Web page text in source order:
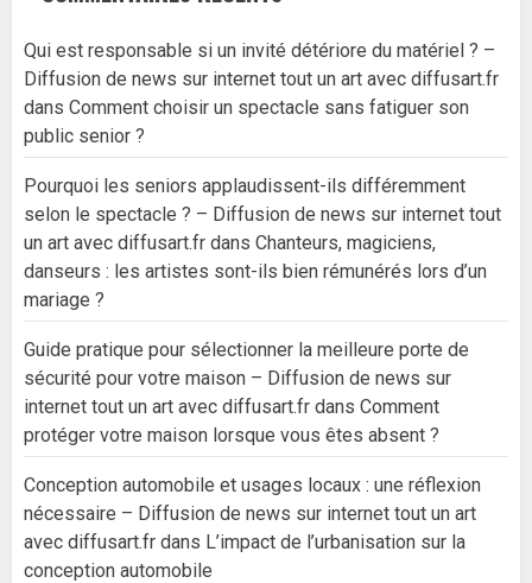
Qui est responsable si un invité détériore du matériel ? –
Diffusion de news sur internet tout un art avec diffusart.fr
dans Comment choisir un spectacle sans fatiguer son
public senior ?
Pourquoi les seniors applaudissent-ils différemment
selon le spectacle ? – Diffusion de news sur internet tout
un art avec diffusart.fr dans Chanteurs, magiciens,
danseurs : les artistes sont-ils bien rémunérés lors d’un
mariage ?
Guide pratique pour sélectionner la meilleure porte de
sécurité pour votre maison – Diffusion de news sur
internet tout un art avec diffusart.fr dans Comment
protéger votre maison lorsque vous êtes absent ?
Conception automobile et usages locaux : une réflexion
nécessaire – Diffusion de news sur internet tout un art
avec diffusart.fr dans L’impact de l’urbanisation sur la
conception automobile